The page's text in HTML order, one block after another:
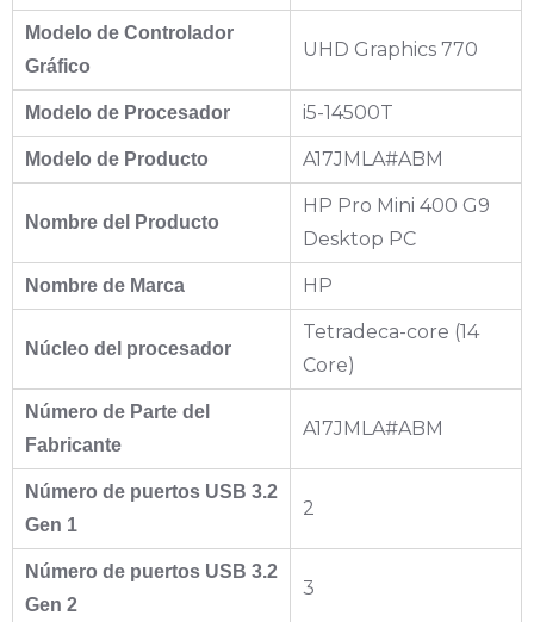
Modelo de Controlador
Gráfico
UHD Graphics 770
Modelo de Procesador i5-14500T
Modelo de Producto A17JMLA#ABM
Nombre del Producto
HP Pro Mini 400 G9
Desktop PC
Nombre de Marca HP
Núcleo del procesador
Tetradeca-core (14
Core)
Número de Parte del
Fabricante
A17JMLA#ABM
Número de puertos USB 3.2
Gen 1
2
Número de puertos USB 3.2
Gen 2
3